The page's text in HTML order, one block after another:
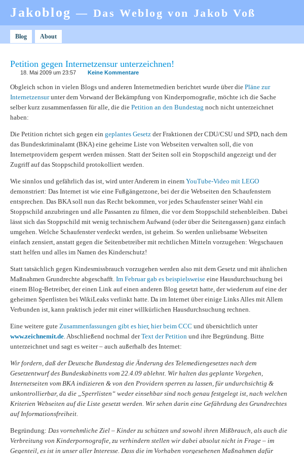
Jakoblog— Das Weblog von Jakob Voß
Blog About
Petition gegen Internetzensur unterzeichnen!
18. Mai 2009 um 23:57 Keine Kommentare
Obgleich schon in vielen Blogs und anderen Internetmedien berichtet wurde über die Pläne zur
Internetzensurunter dem Vorwand der Bekämpfung von Kinderpornografie, möchte ich die Sache
selber kurz zusammenfassen für alle, die die Petition an den Bundestag noch nicht unterzeichnet
haben:
Die Petition richtet sich gegen ein geplantes Gesetz der Fraktionen der CDU/CSU und SPD, nach dem
das Bundeskriminalamt (BKA) eine geheime Liste von Webseiten verwalten soll, die von
Internetprovidern gesperrt werden müssen. Statt der Seiten soll ein Stoppschild angezeigt und der
Zugriff auf das Stoppschild protokolliert werden.
Wie sinnlos und gefährlich das ist, wird unter Anderem in einem YouTube-Video mit LEGO
demonstriert: Das Internet ist wie eine Fußgängerzone, bei der die Webseiten den Schaufenstern
entsprechen. Das BKA soll nun das Recht bekommen, vor jedes Schaufenster seiner Wahl ein
Stoppschild anzubringen und alle Passanten zu filmen, die vor dem Stoppschild stehenbleiben. Dabei
lässt sich das Stoppschild mit wenig technischem Aufwand (oder über die Seitengassen) ganz einfach
umgehen. Welche Schaufenster verdeckt werden, ist geheim. So werden unliebsame Webseiten
einfach zensiert, anstatt gegen die Seitenbetreiber mit rechtlichen Mitteln vorzugehen: Wegschauen
statt helfen und alles im Namen des Kinderschutz!
Statt tatsächlich gegen Kindesmissbrauch vorzugehen werden also mit dem Gesetz und mit ähnlichen
Maßnahmen Grundrechte abgeschafft. Im Februar gab es beispielsweise eine Hausdurchsuchung bei
einem Blog-Betreiber, der einen Link auf einen anderen Blog gesetzt hatte, der wiederum auf eine der
geheimen Sperrlisten bei WikiLeaks verlinkt hatte. Da im Internet über einige Links Alles mit Allem
Verbunden ist, kann praktisch jeder mit einer willkürlichen Hausdurchsuchung rechnen.
Eine weitere gute Zusammenfassungen gibt es hier, hier beim CCC und übersichtlich unter
www.zeichnemit.de. Abschließend nochmal derText der Petition und ihre Begründung. Bitte
unterzeichnet und sagt es weiter – auch außerhalb des Internet:
Wir fordern, daß der Deutsche Bundestag die Änderung des Telemediengesetzes nach dem
Gesetzentwurf des Bundeskabinetts vom 22.4.09 ablehnt. Wir halten das geplante Vorgehen,
Internetseiten vom BKA indizieren & von den Providern sperren zu lassen, für undurchsichtig &
unkontrollierbar, da die „Sperrlisten“ weder einsehbar sind noch genau festgelegt ist, nach welchen
Kriterien Webseiten auf die Liste gesetzt werden. Wir sehen darin eine Gefährdung des Grundrechtes
auf Informationsfreiheit.
Begründung: Das vornehmliche Ziel – Kinder zu schützen und sowohl ihren Mißbrauch, als auch die
Verbreitung von Kinderpornografie, zu verhindern stellen wir dabei absolut nicht in Frage – im
Gegenteil, es ist in unser aller Interesse. Dass die im Vorhaben vorgesehenen Maßnahmen dafür